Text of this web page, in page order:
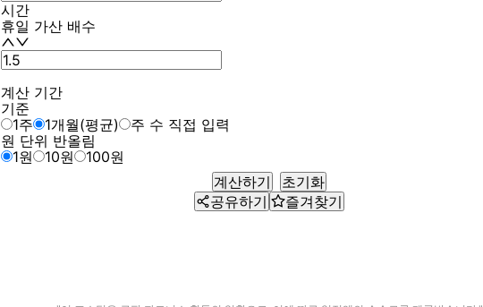
시간
휴일 가산 배수
계산 기간
기준
1주
1개월(평균)
주 수 직접 입력
원 단위 반올림
1원
10원
100원
계산하기
초기화
공유하기
즐겨찾기